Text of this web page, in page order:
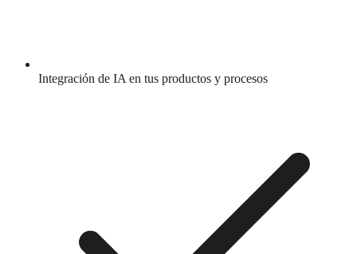
Integración de IA en tus productos y procesos